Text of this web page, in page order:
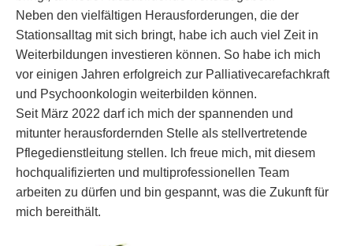
Neben den vielfältigen Herausforderungen, die der
Stationsalltag mit sich bringt, habe ich auch viel Zeit in
Weiterbildungen investieren können. So habe ich mich
vor einigen Jahren erfolgreich zur Palliativecarefachkraft
und Psychoonkologin weiterbilden können.
Seit März 2022 darf ich mich der spannenden und
mitunter herausfordernden Stelle als stellvertretende
Pflegedienstleitung stellen. Ich freue mich, mit diesem
hochqualifizierten und multiprofessionellen Team
arbeiten zu dürfen und bin gespannt, was die Zukunft für
mich bereithält.